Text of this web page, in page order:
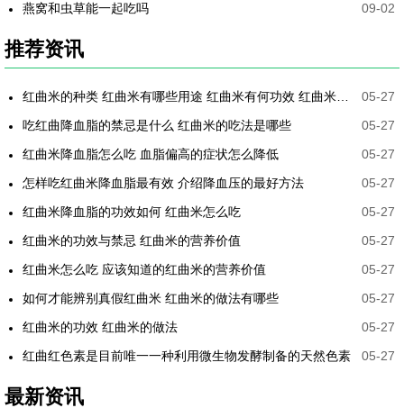
燕窝和虫草能一起吃吗
09-02
推荐资讯
05-27
吃红曲降血脂的禁忌是什么 红曲米的吃法是哪些
05-27
红曲米降血脂怎么吃 血脂偏高的症状怎么降低
05-27
怎样吃红曲米降血脂最有效 介绍降血压的最好方法
05-27
红曲米降血脂的功效如何 红曲米怎么吃
05-27
红曲米的功效与禁忌 红曲米的营养价值
05-27
红曲米怎么吃 应该知道的红曲米的营养价值
05-27
如何才能辨别真假红曲米 红曲米的做法有哪些
05-27
红曲米的功效 红曲米的做法
05-27
红曲红色素是目前唯一一种利用微生物发酵制备的天然色素
05-27
最新资讯